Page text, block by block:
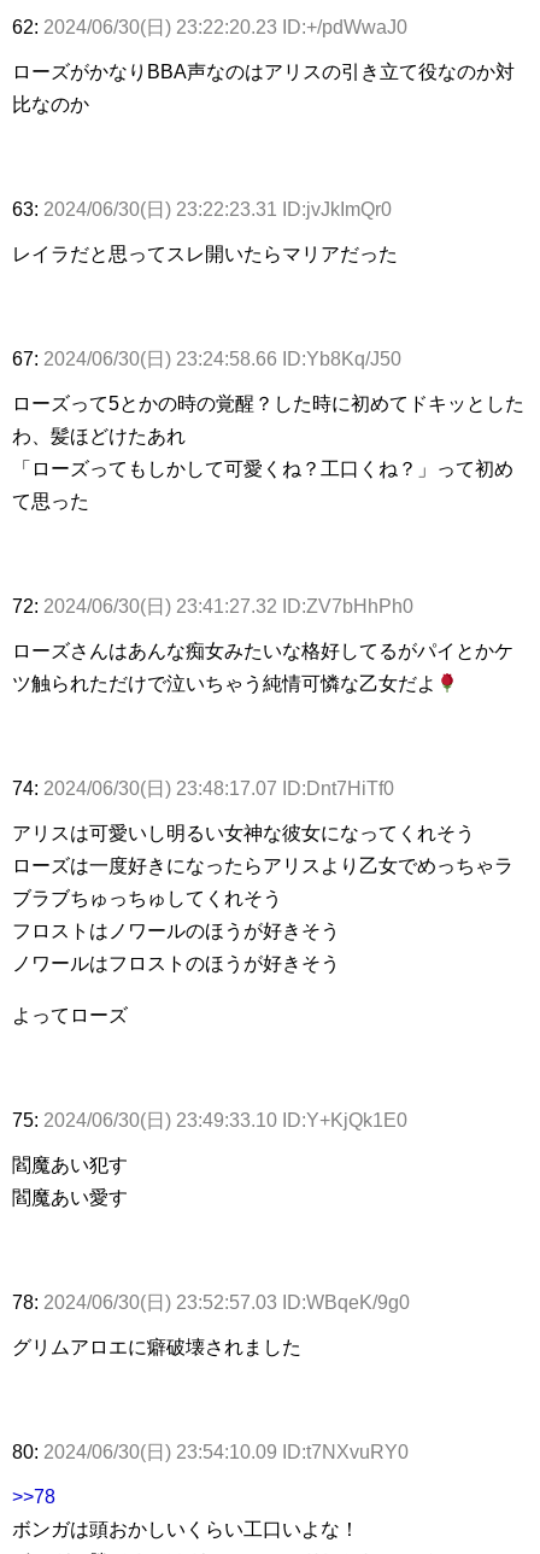
62: 2024/06/30(日) 23:22:20.23 ID:+/pdWwaJ0
ローズがかなりBBA声なのはアリスの引き立て役なのか対
比なのか
63: 2024/06/30(日) 23:22:23.31 ID:jvJkImQr0
レイラだと思ってスレ開いたらマリアだった
67: 2024/06/30(日) 23:24:58.66 ID:Yb8Kq/J50
ローズって5とかの時の覚醒？した時に初めてドキッとした
わ、髪ほどけたあれ
「ローズってもしかして可愛くね？工口くね？」って初め
て思った
72: 2024/06/30(日) 23:41:27.32 ID:ZV7bHhPh0
ローズさんはあんな痴女みたいな格好してるがパイとかケ
ツ触られただけで泣いちゃう純情可憐な乙女だよ
74: 2024/06/30(日) 23:48:17.07 ID:Dnt7HiTf0
アリスは可愛いし明るい女神な彼女になってくれそう
ローズは一度好きになったらアリスより乙女でめっちゃラ
ブラブちゅっちゅしてくれそう
フロストはノワールのほうが好きそう
ノワールはフロストのほうが好きそう
よってローズ
75: 2024/06/30(日) 23:49:33.10 ID:Y+KjQk1E0
閻魔あい犯す
閻魔あい愛す
78: 2024/06/30(日) 23:52:57.03 ID:WBqeK/9g0
グリムアロエに癖破壊されました
80: 2024/06/30(日) 23:54:10.09 ID:t7NXvuRY0
>>78
ボンガは頭おかしいくらい工口いよな！